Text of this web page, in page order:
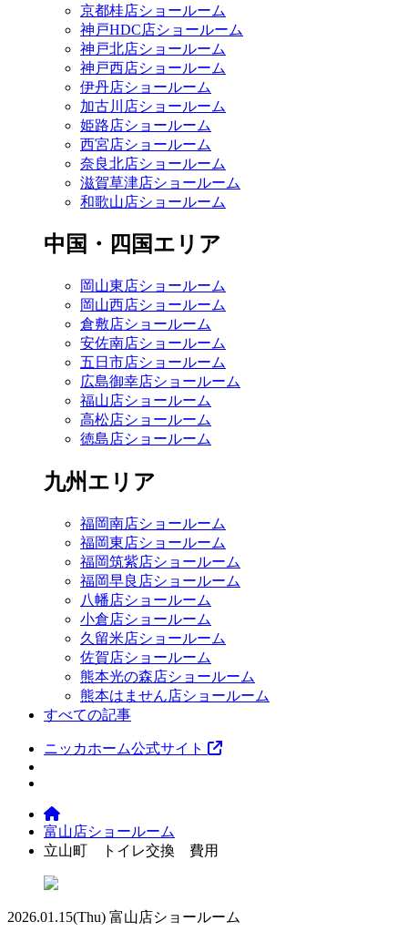
京都桂店ショールーム
神戸HDC店ショールーム
神戸北店ショールーム
神戸西店ショールーム
伊丹店ショールーム
加古川店ショールーム
姫路店ショールーム
西宮店ショールーム
奈良北店ショールーム
滋賀草津店ショールーム
和歌山店ショールーム
中国・四国エリア
岡山東店ショールーム
岡山西店ショールーム
倉敷店ショールーム
安佐南店ショールーム
五日市店ショールーム
広島御幸店ショールーム
福山店ショールーム
高松店ショールーム
徳島店ショールーム
九州エリア
福岡南店ショールーム
福岡東店ショールーム
福岡筑紫店ショールーム
福岡早良店ショールーム
八幡店ショールーム
小倉店ショールーム
久留米店ショールーム
佐賀店ショールーム
熊本光の森店ショールーム
熊本はません店ショールーム
すべての記事
ニッカホーム公式サイト
富山店ショールーム
立山町 トイレ交換 費用
2026.01.15(Thu) 富山店ショールーム